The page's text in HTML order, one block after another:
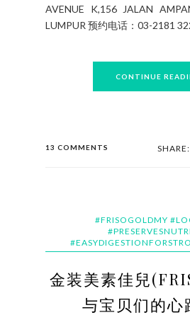
充到位。 对于LASEMD先进的
容后，同样针对不同的皮肤问题
肤还持续地自我修复和更新。
预约再说出折扣码
AVENUE K,156 JALAN
CONTINUE